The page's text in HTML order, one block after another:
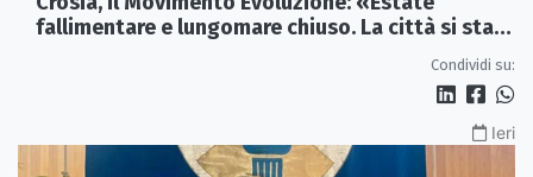
fallimentare e lungomare chiuso. La città si sta
Condividi su:
Ieri